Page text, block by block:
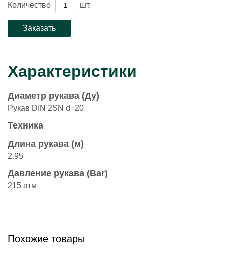
Количество шт.
Характеристики
Диаметр рукава (Ду)
Рукав DIN 2SN d=20
Техника
Длина рукава (м)
2.95
Давление рукава (Bar)
215 атм
Похожие товары